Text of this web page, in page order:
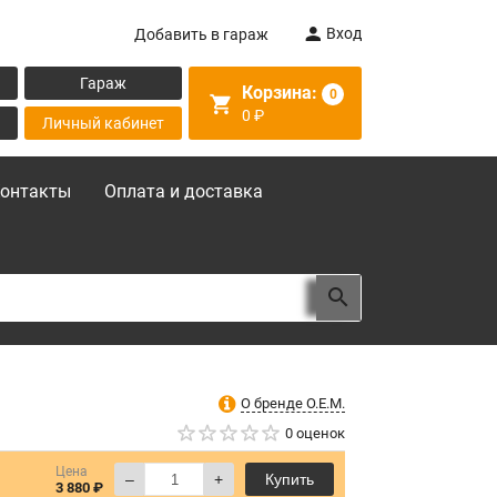
Добавить в гараж Вход
Гараж
Личный кабинет
Корзина: 0
0 ₽
Оплата и доставка
О бренде O.E.M.
0 оценок
Цена
3 880 ₽ – + Купить